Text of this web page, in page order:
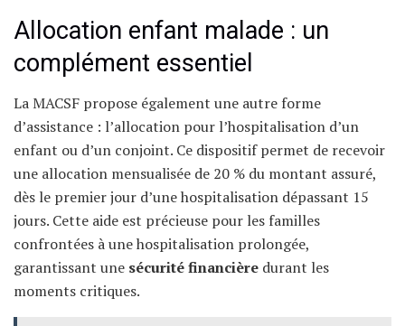
Allocation enfant malade : un
complément essentiel
La MACSF propose également une autre forme
d’assistance : l’allocation pour l’hospitalisation d’un
enfant ou d’un conjoint. Ce dispositif permet de recevoir
une allocation mensualisée de 20 % du montant assuré,
dès le premier jour d’une hospitalisation dépassant 15
jours. Cette aide est précieuse pour les familles
confrontées à une hospitalisation prolongée,
garantissant une sécurité financière durant les
moments critiques.